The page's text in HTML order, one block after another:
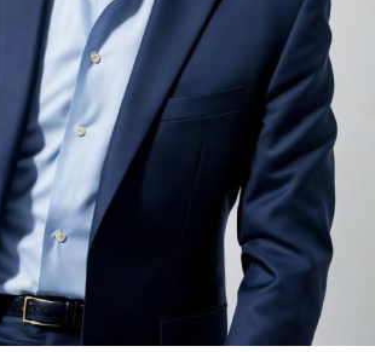
un rol important în absorbția acestor
în zonele de trecere frecventă dintre
dintre pat și fereastră. Un material cu
bune reduce transmiterea
camerele vecine și către etajele
esențial mai ales în clădirile mai
care nu au fost proiectate inițial
performantă.
a oaspeților cere
rezistente